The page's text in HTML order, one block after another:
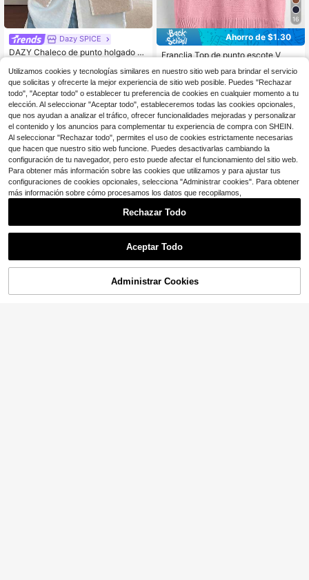
Dazy SPICE
DAZY Chaleco de punto holgado si
aste de color, elegante cárdigan de
primavera/otoño para mujer
10 .50
16
Ahorro de $1.30
Franclia Top de punto escote V
$ 10 -11% con cupón
¡54% DE DESCUENTO!
Utilizamos cookies y tecnologías similares en nuestro sitio web para brindar el servicio
que solicitas y ofrecerte la mejor experiencia de sitio web posible. Puedes "Rechazar
todo", "Aceptar todo" o establecer tu preferencia de cookies en cualquier momento a tu
elección. Al seleccionar "Aceptar todo", estableceremos todas las cookies opcionales,
que nos ayudan a analizar el tráfico, ofrecer funcionalidades mejoradas y personalizar
el contenido y los anuncios para complementar tu experiencia de compra con SHEIN.
Al seleccionar "Rechazar todo", permites el uso de cookies estrictamente necesarias
que hacen que nuestro sitio web funcione. Puedes desactivarlas cambiando la
configuración de tu navegador, pero esto puede afectar el funcionamiento del sitio web.
Para obtener más información sobre las cookies que utilizamos y para ajustar tus
configuraciones de cookies opcionales, selecciona "Administrar cookies". Para obtener
más información sobre cómo procesamos los datos que recopilamos,
Rechazar Todo
Aceptar Todo
Administrar Cookies